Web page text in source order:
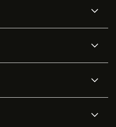
지식창고
이벤트 & 웨비나